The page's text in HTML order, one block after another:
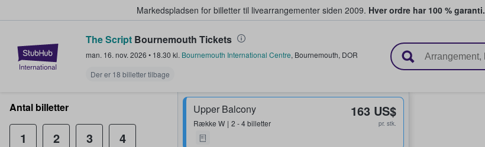
Markedspladsen for billetter til livearrangementer siden 2009. Hver ordre har 100 % garanti.
StubHub - Hvor fans køber og sælger billetter
The Script Bournemouth Tickets
man. 16. nov. 2026 • 18.30 kl. Bournemouth International Centre, Bournemouth, DOR
Der er 18 billetter tilbage
Upper Balcony
Række W 2 - 4 billetter
163 US$
pr. stk.
Antal billetter
1 2 3 4